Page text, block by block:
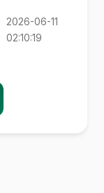
2026-06-11
02:10:19